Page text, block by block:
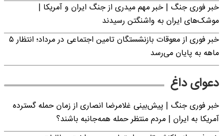
خبر فوری جنگ | خبر مهم میدری از جنگ ایران و آمریکا |
موشک‌های ایران به واشنگتن رسیدند
خبر فوری از معوقات بازنشستگان تامین اجتماعی در مرداد؛ انتظار ۵
ماهه به پایان می‌رسد
دعوای داغ
خبر فوری جنگ | پیش‌بینی غلامرضا انصاری از زمان حمله گسترده
آمریکا به ایران | مردم منتظر حمله همه‌جانبه باشند؟